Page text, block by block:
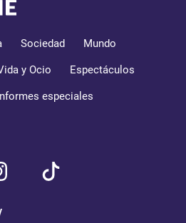
Sociedad Mundo
y Ocio Espectáculos
especiales